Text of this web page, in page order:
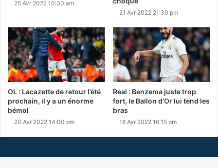
25 Avr 2022 10:30 am
21 Avr 2022 21:30 pm
OL : Lacazette de retour l’été
prochain, il y a un énorme
bémol
20 Avr 2022 14:00 pm
Real : Benzema juste trop
fort, le Ballon d’Or lui tend les
bras
18 Avr 2022 16:15 pm